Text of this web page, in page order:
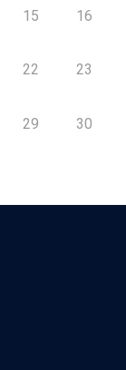
15 16
22 23
29 30